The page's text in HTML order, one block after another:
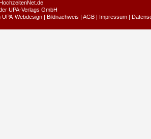
UPA-Verlags GmbH
UPA-Webdesign | Bildnachweis | AGB | Impressum |